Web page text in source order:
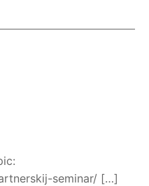
seminar/ […]